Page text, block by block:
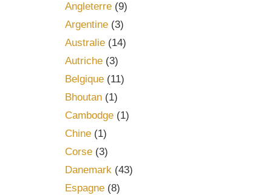
Angleterre(9)
Argentine(3)
Australie(14)
Autriche(3)
Belgique(11)
Bhoutan(1)
Cambodge(1)
Chine(1)
Corse(3)
Danemark(43)
Espagne(8)